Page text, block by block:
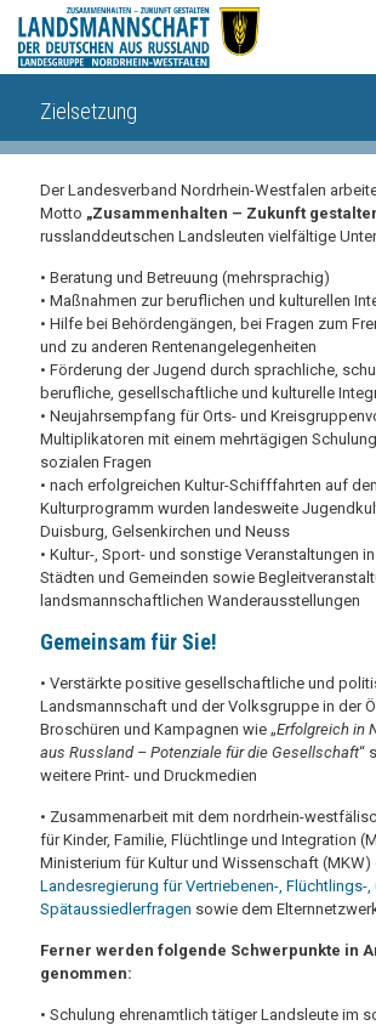
Zielsetzung
Der Landesverband Nordrhein-Westfalen
Motto „Zusammenhalten – Zukunft
russlanddeutschen Landsleuten vielfältige
• Beratung und Betreuung (mehrsprachig)
• Maßnahmen zur beruflichen und kulturellen
• Hilfe bei Behördengängen, bei Fragen zum
und zu anderen Rentenangelegenheiten
• Förderung der Jugend durch sprachliche,
berufliche, gesellschaftliche und kulturelle
• Neujahrsempfang für Orts- und
Multiplikatoren mit einem mehrtägigen
sozialen Fragen
• nach erfolgreichen Kultur-Schifffahrten auf
Kulturprogramm wurden landesweite
Duisburg, Gelsenkirchen und Neuss
• Kultur-, Sport- und sonstige Veranstaltungen
Städten und Gemeinden sowie
landsmannschaftlichen Wanderausstellungen
Gemeinsam für Sie!
• Verstärkte positive gesellschaftliche und
Landsmannschaft und der Volksgruppe in der
Broschüren und Kampagnen wie „Erfolgreich in
aus Russland – Potenziale für die Gesellschaft“
weitere Print- und Druckmedien
• Zusammenarbeit mit dem nordrhein-
für Kinder, Familie, Flüchtlinge und Integration
Ministerium für Kultur und Wissenschaft (MKW)
Landesregierung für Vertriebenen-, Flüchtlings-,
Spätaussiedlerfragen sowie dem
Ferner werden folgende Schwerpunkte in
genommen:
• Schulung ehrenamtlich tätiger Landsleute im